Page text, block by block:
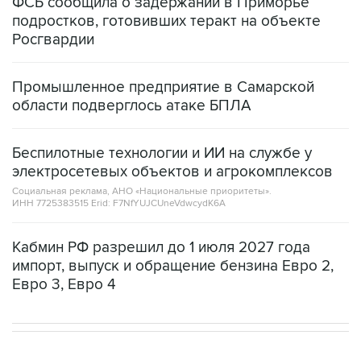
подростков, готовивших теракт на объекте
Росгвардии
Промышленное предприятие в Самарской
области подверглось атаке БПЛА
Беспилотные технологии и ИИ на службе у
электросетевых объектов и агрокомплексов
Социальная реклама, АНО «Национальные приоритеты».
ИНН 7725383515 Erid: F7NfYUJCUneVdwcydK6A
Кабмин РФ разрешил до 1 июля 2027 года
импорт, выпуск и обращение бензина Евро 2,
Евро 3, Евро 4